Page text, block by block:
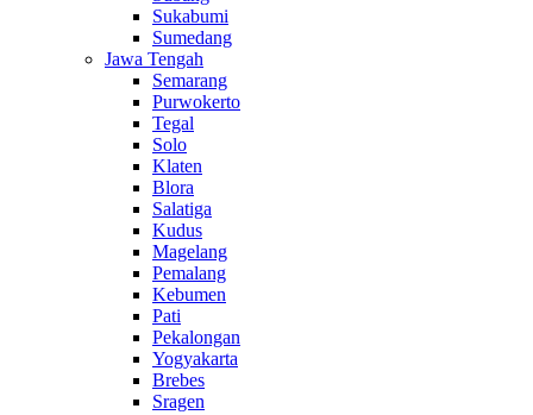
Sukabumi
Sumedang
Jawa Tengah
Semarang
Purwokerto
Tegal
Solo
Klaten
Blora
Salatiga
Kudus
Magelang
Pemalang
Kebumen
Pati
Pekalongan
Yogyakarta
Brebes
Sragen